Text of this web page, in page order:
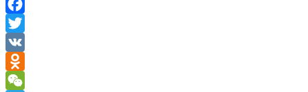
Facebook
Twitter
VK
Odnoklassniki